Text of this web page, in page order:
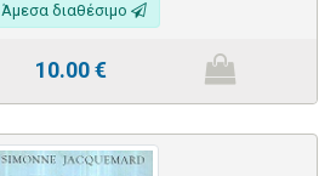
Άμεσα διαθέσιμο
10.00€